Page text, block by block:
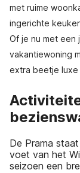
met ruime
ingerichte
Of je nu met een
vakantiewoning
extra beetje luxe
De Prama
voet van het
seizoen een